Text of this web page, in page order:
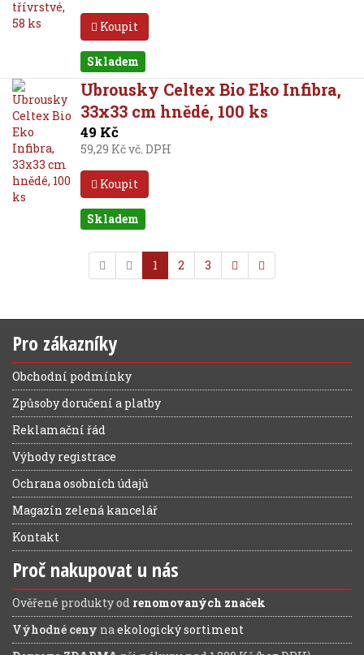
Koupit
Skladem
Ubrousky Celtex Bio Eko Infibra,
33x33 cm hnědé, 100 ks
49 Kč
59,29 Kč vč. DPH
Koupit
Skladem
1 2 3
Pro zákazníky
Obchodní podmínky
Způsoby doručení a platby
Reklamační řád
Výhody registrace
Ochrana osobních údajů
Magazín zelená kancelář
Kontakt
Proč nakupovat u nás
Ověřené produkty od renomovaných značek
Výhodné ceny naekologický sortiment